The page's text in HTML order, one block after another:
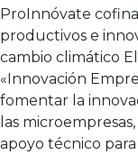
ProInnóvate
productivos e
cambio climático
«Innovación
fomentar la
las
apoyo técnico